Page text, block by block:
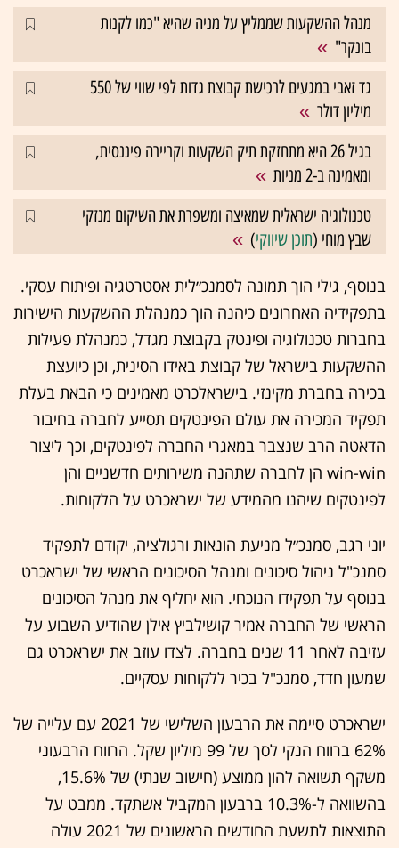
מנהל ההשקעות שממליץ על מניה שהיא "כמו לקנות
בונקר"
גד זאבי במגעים לרכישת קבוצת גדות לפי שווי של 550
מיליון דולר
בגיל 26 היא מתחזקת תיק השקעות וקריירה פיננסית,
ומאמינה ב-2 מניות
טכנולוגיה ישראלית שמאיצה ומשפרת את השיקום מנזקי
שבץ מוחי (תוכן שיווקי)
בנוסף, גילי הוך תמונה לסמנכ״לית אסטרטגיה ופיתוח עסקי.
בתפקידיה האחרונים כיהנה הוך כמנהלת ההשקעות הישירות
בחברות טכנולוגיה ופינטק בקבוצת מגדל, כמנהלת פעילות
ההשקעות בישראל של קבוצת באידו הסינית, וכן כיועצת
בכירה בחברת מקינזי. בישראלכרט מאמינים כי הבאת בעלת
תפקיד המכירה את עולם הפינטקים תסייע לחברה בחיבור
הדאטה הרב שנצבר במאגרי החברה לפינטקים, וכך ליצור
win-win הן לחברה שתהנה משירותים חדשניים והן
לפינטקים שיהנו מהמידע של ישראכרט על הלקוחות.
יוני רגב, סמנכ״ל מניעת הונאות ורגולציה, יקודם לתפקיד
סמנכ"ל ניהול סיכונים ומנהל הסיכונים הראשי של ישראכרט
בנוסף על תפקידו הנוכחי. הוא יחליף את מנהל הסיכונים
הראשי של החברה אמיר קושילביץ אילן שהודיע השבוע על
עזיבה לאחר 11 שנים בחברה. לצדו עוזב את ישראכרט גם
שמעון חדד, סמנכ"ל בכיר ללקוחות עסקיים.
ישראכרט סיימה את הרבעון השלישי של 2021 עם עלייה של
62% ברווח הנקי לסך של 99 מיליון שקל. הרווח הרבעוני
משקף תשואה להון ממוצע (חישוב שנתי) של 15.6%,
בהשוואה ל-10.3% ברבעון המקביל אשתקד. ממבט על
התוצאות לתשעת החודשים הראשונים של 2021 עולה